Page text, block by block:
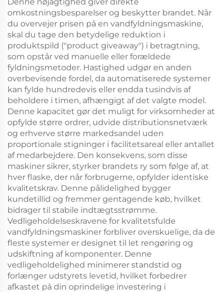
omkostningsbesparelser og beskytter brandet. Når
du overvejer prisen på en vandfyldningsmaskine,
skal du tage den betydelige reduktion i
produktspild ("product giveaway") i betragtning,
som opstår ved manuelle eller forældede
fyldningsmetoder. Hastighed udgør en anden
overbevisende fordel, da automatiserede systemer
kan fylde hundredevis eller endda tusindvis af
beholdere i timen, afhængigt af det valgte model.
Denne kapacitet gør det muligt for virksomheder at
opfylde større ordrer, udvide distributionsnetværk
og erhverve større markedsandel uden
proportionale stigninger i facilitetsareal eller antallet
af medarbejdere. Den konsekvens, som disse
maskiner sikrer, styrker brandets ry som følge af, at
hver flaske, der når forbrugerne, opfylder identiske
kvalitetskrav. Denne pålidelighed bygger
kundetillid og fremmer gentagende køb, hvilket
bidrager til stabile indtægtsstrømme.
Vedligeholdelseskravene for kvalitetsfulde
vandfyldningsmaskiner forbliver overskuelige, da de
fleste systemer er designet til let rengøring og
udskiftning af komponenter. Denne
vedligeholdelighed minimerer standstid og
forlænger udstyrets levetid, hvilket forbedrer
afkastet på din oprindelige investering i